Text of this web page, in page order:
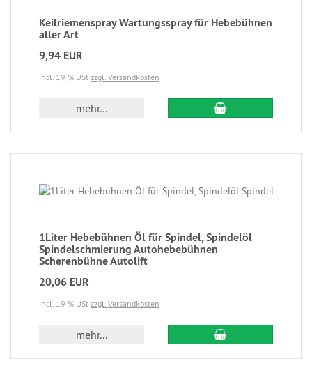
Keilriemenspray Wartungsspray für Hebebühnen
aller Art
9,94 EUR
incl. 19 % USt zzgl. Versandkosten
mehr...
1Liter Hebebühnen Öl für Spindel, Spindelöl
Spindelschmierung Autohebebühnen
Scherenbühne Autolift
20,06 EUR
incl. 19 % USt zzgl. Versandkosten
mehr...